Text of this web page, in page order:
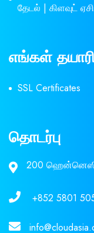
தேடல் | கிளவுட்
எங்கள்
SSL Certificates
தொடர்பு
200
+852 5801